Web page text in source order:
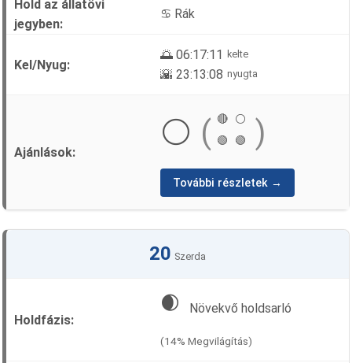
♋ Rák
🌅 06:17:11 kelte
🌇 23:13:08 nyugta
⚪ ( 🔴
⚪
🟢
🟢 )
További részletek →
20 Szerda
🌒 Növekvő holdsarló
(14% Megvilágítás)